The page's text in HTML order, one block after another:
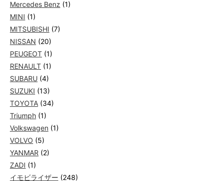
Mercedes Benz (1)
MINI (1)
MITSUBISHI (7)
NISSAN (20)
PEUGEOT (1)
RENAULT (1)
SUBARU (4)
SUZUKI (13)
TOYOTA (34)
Triumph (1)
Volkswagen (1)
VOLVO (5)
YANMAR (2)
ZADI (1)
イモビライザー (248)